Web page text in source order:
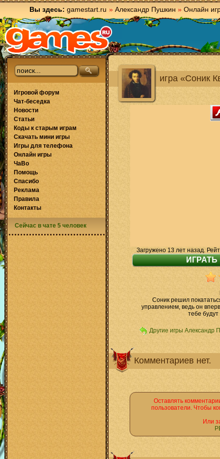
Вы здесь: gamestart.ru » Александр Пушкин » Онлайн
игра «Соник
Загружено 13 лет назад.
Соник решил
управлением, ведь он
тебе
Другие игры Александр
Комментариев нет.
Оставлять
пользователи. Чтобы
Или
Игровой форум
Чат-беседка
Новости
Статьи
Коды к старым играм
Скачать мини игры
Игры для телефона
Онлайн игры
ЧаВо
Помощь
Спасибо
Реклама
Правила
Контакты
Сейчас в чате 5 человек